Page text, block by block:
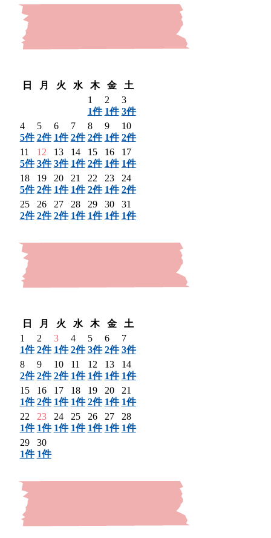
日
月 火 水 木 金
土
1
1件
2
1件
3
3件
4
5件
5
2件
6
1件
7
2件
8
2件
9
1件
10
2件
11
5件
12
3件
13
3件
14
1件
15
2件
16
1件
17
1件
18
5件
19
2件
20
1件
21
1件
22
2件
23
1件
24
2件
25
2件
26
2件
27
2件
28
1件
29
1件
30
1件
31
1件
日
月 火 水 木 金
土
1
1件
2
2件
3
1件
4
2件
5
3件
6
2件
7
3件
8
2件
9
2件
10
2件
11
1件
12
1件
13
1件
14
1件
15
1件
16
2件
17
1件
18
1件
19
2件
20
1件
21
1件
22
1件
23
1件
24
1件
25
1件
26
1件
27
1件
28
1件
29
1件
30
1件